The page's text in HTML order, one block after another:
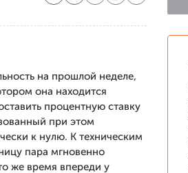
на прошлой неделе,
она находится
процентную ставку
при этом
к нулю. К техническим
пара мгновенно
же время впереди у